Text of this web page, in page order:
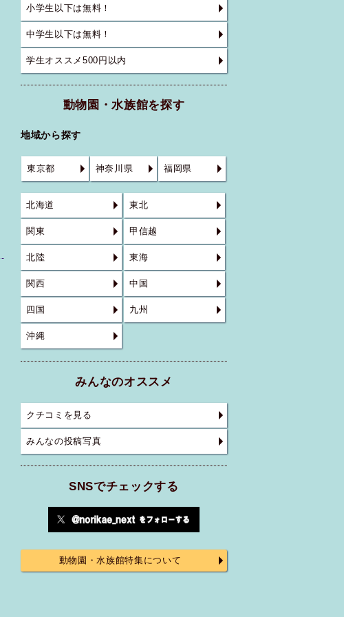
小学生以下は無料！
中学生以下は無料！
学生オススメ500円以内
動物園・水族館を探す
地域から探す
東京都 神奈川県 福岡県
北海道 東北
関東 甲信越
北陸 東海
関西 中国
四国 九州
沖縄
みんなのオススメ
クチコミを見る
みんなの投稿写真
SNSでチェックする
動物園・水族館特集について